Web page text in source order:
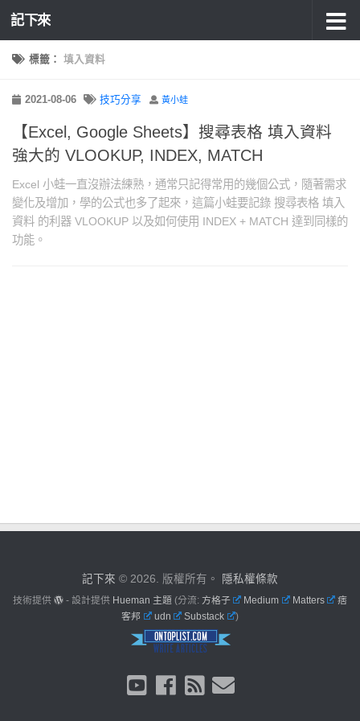
記下來
標籤： 填入資料
2021-08-06 技巧分享 黃小蛙
【Excel, Google Sheets】搜尋表格 填入資料
強大的 VLOOKUP, INDEX, MATCH
Excel 小蛙一直沒辦法練熟，通常只記得常用的幾個公式，隨著需求
變化及增加，學的公式也多了起來，這篇小蛙要記錄 搜尋表格 填入
資料 的利器 VLOOKUP 以及如何使用 INDEX + MATCH 達到同樣的
功能。
記下來 © 2026. 版權所有。 隱私權條款
技術提供 - 設計提供 Hueman 主題 (分流: 方格子 Medium Matters
痞
客邦
udn Substack )